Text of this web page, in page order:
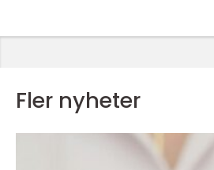
Fler nyheter